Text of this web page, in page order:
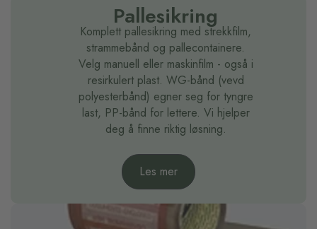
Pallesikring
Komplett pallesikring med strekkfilm,
strammebånd og pallecontainere.
Velg manuell eller maskinfilm - også i
resirkulert plast. WG-bånd (vevd
polyesterbånd) egner seg for tyngre
last, PP-bånd for lettere. Vi hjelper
deg å finne riktig løsning.
Les mer